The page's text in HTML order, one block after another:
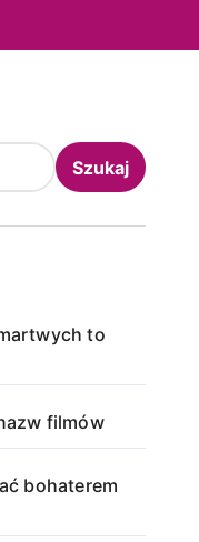
Szukaj
to
filmów
bohaterem